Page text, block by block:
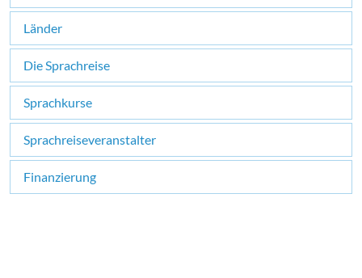
Länder
Die Sprachreise
Sprachkurse
Sprachreiseveranstalter
Finanzierung